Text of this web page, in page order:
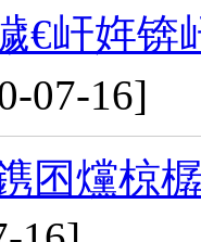
€屽姩
07-16]
囨爣椋